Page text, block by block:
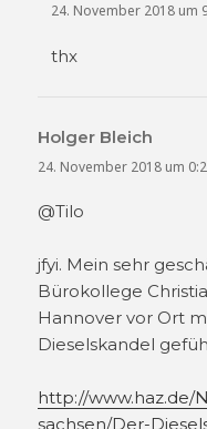
24. November 2018 um
thx
Holger Bleich
24. November 2018 um
@Tilo
jfyi. Mein sehr
Bürokollege
Hannover vor Ort
Dieselskandel
http://www.haz.de/
sachsen/Der-